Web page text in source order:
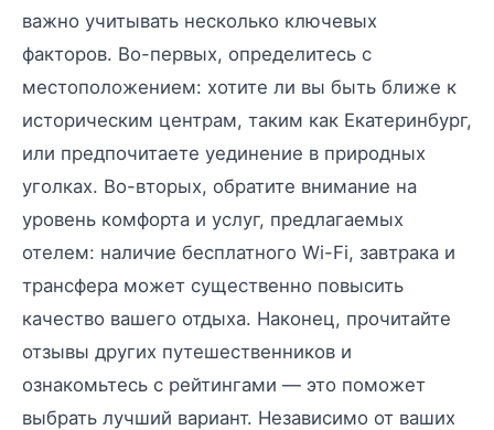
важно учитывать несколько ключевых
факторов. Во-первых, определитесь с
местоположением: хотите ли вы быть ближе к
историческим центрам, таким как Екатеринбург,
или предпочитаете уединение в природных
уголках. Во-вторых, обратите внимание на
уровень комфорта и услуг, предлагаемых
отелем: наличие бесплатного Wi-Fi, завтрака и
трансфера может существенно повысить
качество вашего отдыха. Наконец, прочитайте
отзывы других путешественников и
ознакомьтесь с рейтингами — это поможет
выбрать лучший вариант. Независимо от ваших